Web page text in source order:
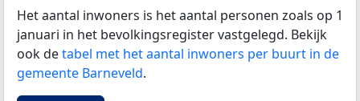
Het aantal inwoners is het aantal personen zoals op 1
januari in het bevolkingsregister vastgelegd. Bekijk
ook detabel met het aantal inwoners per buurt in de
gemeente Barneveld.